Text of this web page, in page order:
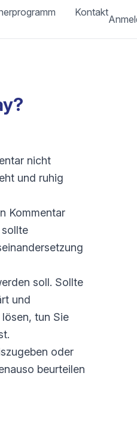
Kontakt
nicht
und ruhig
Kommentar
soll. Sollte
und
tun Sie
oder
beurteilen